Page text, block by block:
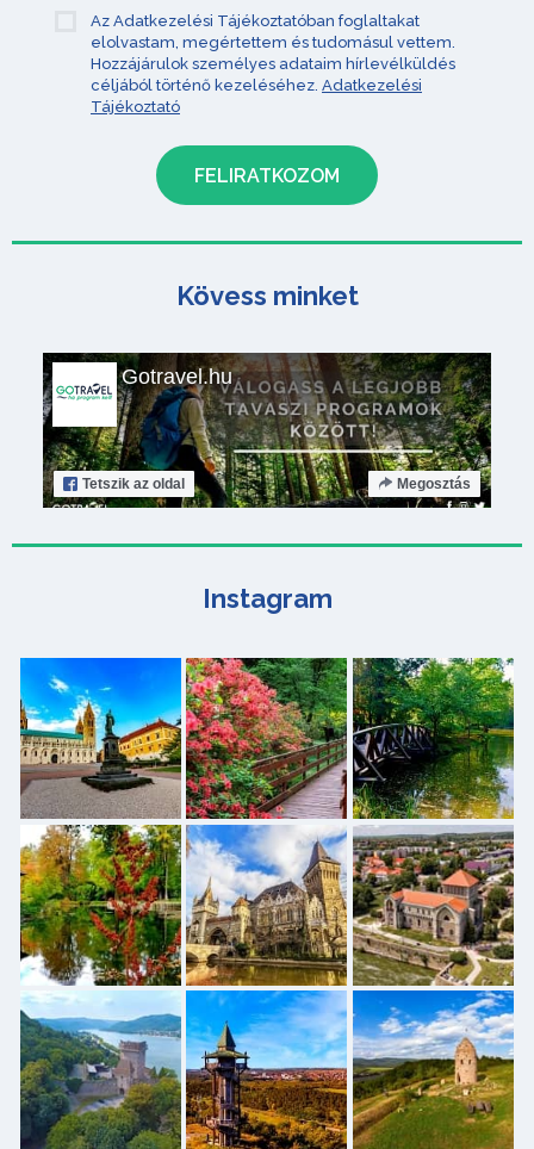
Az Adatkezelési Tájékoztatóban foglaltakat
elolvastam, megértettem és tudomásul vettem.
Hozzájárulok személyes adataim hírlevélküldés
céljából történő kezeléséhez. Adatkezelési
Tájékoztató
Kövess minket
Gotravel.hu
Tetszik az oldal Megosztás
Instagram